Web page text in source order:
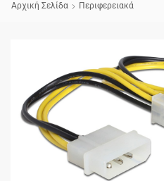
Αρχική Σελίδα Περιφερειακά